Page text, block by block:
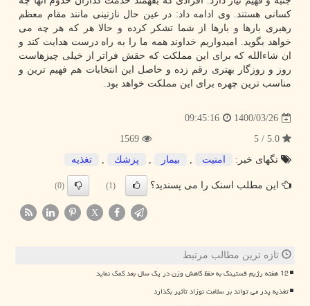
کسانی هستند. وی ادامه داد: در عین حال نازنینی مانند مقام معظم
رهبری بارها و بارها از شما تشکر کرده و حالا هر که هر چه می
خواهد بگوید. امیدواریم خداوند همه ما را به راه درست هدایت کند و
ان شاءالله که برای این مملکت که حقش فراتر از خیلی چیزهاست
روز و روزگار بهتری رقم زده و حاصل این انتخابات هم فهیم ترین و
مناسب ترین چهره برای این مملکت خواهد بود.
1400/03/26
09:45:16
تگهای خبر:
امنیت , بیمار , پزشك , تغذیه
این مطلب اسنک را می پسندید؟ (1)
(0)
X
تازه ترین مطالب مرتبط
12 هفته رژیم فستینگ به حفظ کاهش وزن در یک سال بعد کمک نماید
تغذیه پدر می تواند بر سلامت نوزاد تأثیر بگذارد